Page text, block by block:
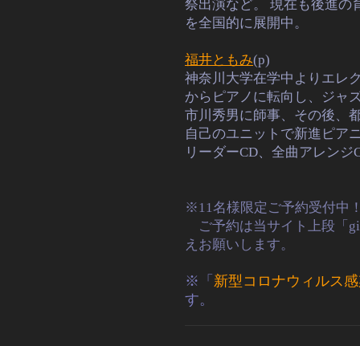
祭出演など。 現在も後進の
を全国的に展開中。
福井ともみ(p)
神奈川大学在学中よりエレ
からピアノに転向し、ジャ
市川秀男に師事、その後、
自己のユニットで新進ピア
リーダーCD、全曲アレン
※11名様限定ご予約受付中
ご予約は当サイト上段「
えお願いします。
※「 新型コロナウィルス
す。